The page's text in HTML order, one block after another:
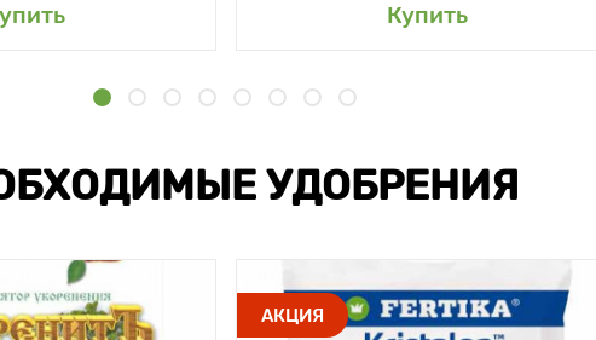
Купить
УДОБРЕНИЯ
АКЦИЯ